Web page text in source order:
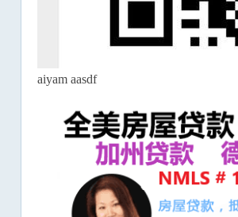
aiyam aasdf